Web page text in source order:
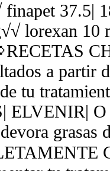
finapet 37.5|
lorexan 10
a partir
tu
ELVENIR|
grasas